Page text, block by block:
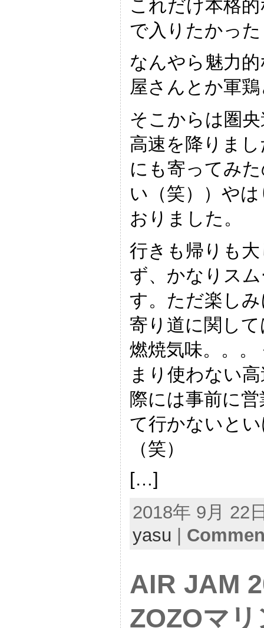
これだけ本格
で入りたかっ
なんやら魅力
屋さんとか軍
そこからは圏
高速を降りま
にも寄ってみ
い（笑））や
おりました。
行きも帰りも
ず、かなりス
す。ただ楽し
寄り道に関し
燃焼気味。。
まり使わない
際には事前に
て行かないと
（笑）
[…]
2018年 9月 22
yasu |
AIR JAM
ZOZOマ